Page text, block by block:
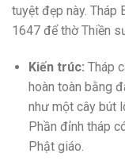
tuyệt đẹp này. Tháp
1647 để thờ Thiền
Kiến trúc: Tháp
hoàn toàn bằng
như một cây bút
Phần đỉnh tháp
Phật giáo.